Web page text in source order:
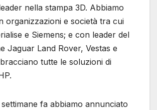
nella stampa 3D. Abbiamo
organizzazioni e società tra cui
e Siemens; e con leader del
Jaguar Land Rover, Vestas e
tutte le soluzioni di
fa abbiamo annunciato